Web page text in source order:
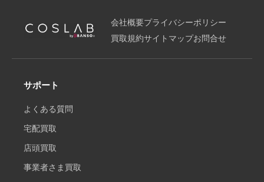
会社概要プライバシーポリシー
買取規約サイトマップお問合せ
サポート
よくある質問
宅配買取
店頭買取
事業者さま買取